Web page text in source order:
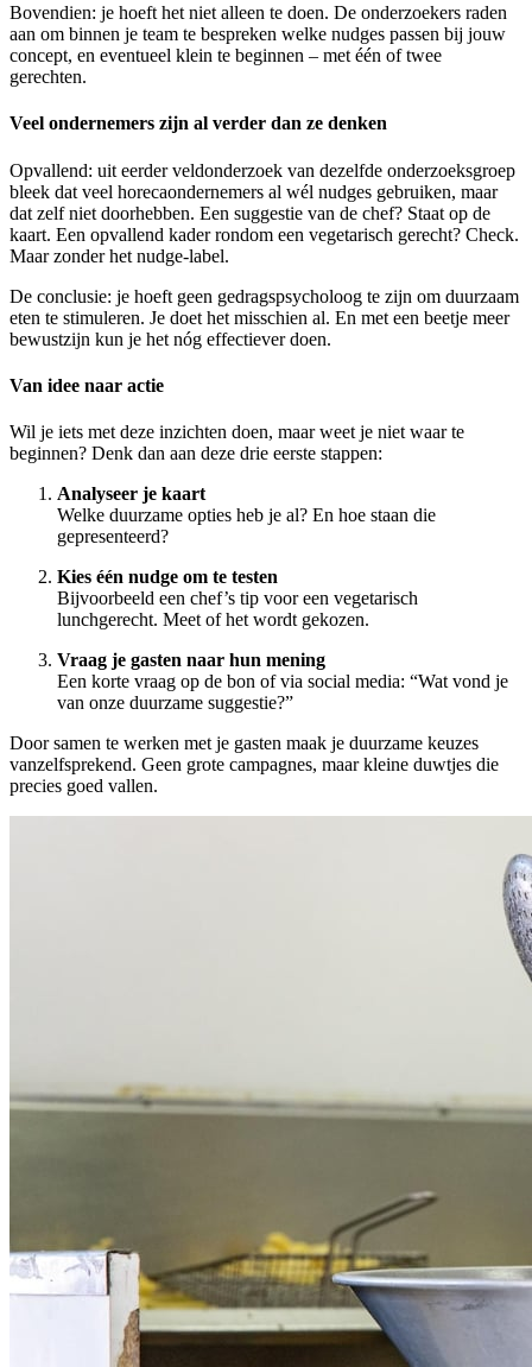
Bovendien: je hoeft het niet alleen te doen. De onderzoekers raden
aan om binnen je team te bespreken welke nudges passen bij jouw
concept, en eventueel klein te beginnen – met één of twee
gerechten.
Veel ondernemers zijn al verder dan ze denken
Opvallend: uit eerder veldonderzoek van dezelfde onderzoeksgroep
bleek dat veel horecaondernemers al wél nudges gebruiken, maar
dat zelf niet doorhebben. Een suggestie van de chef? Staat op de
kaart. Een opvallend kader rondom een vegetarisch gerecht? Check.
Maar zonder het nudge-label.
De conclusie: je hoeft geen gedragspsycholoog te zijn om duurzaam
eten te stimuleren. Je doet het misschien al. En met een beetje meer
bewustzijn kun je het nóg effectiever doen.
Van idee naar actie
Wil je iets met deze inzichten doen, maar weet je niet waar te
beginnen? Denk dan aan deze drie eerste stappen:
Analyseer je kaart
Welke duurzame opties heb je al? En hoe staan die
gepresenteerd?
Kies één nudge om te testen
Bijvoorbeeld een chef’s tip voor een vegetarisch
lunchgerecht. Meet of het wordt gekozen.
Vraag je gasten naar hun mening
Een korte vraag op de bon of via social media: “Wat vond je
van onze duurzame suggestie?”
Door samen te werken met je gasten maak je duurzame keuzes
vanzelfsprekend. Geen grote campagnes, maar kleine duwtjes die
precies goed vallen.